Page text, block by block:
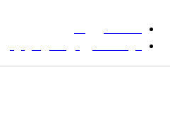
دانشگاه بیرجند
مؤسسه آموزش عالی فردوس